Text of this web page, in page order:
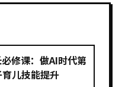
修课：做AI时代第
儿技能提升